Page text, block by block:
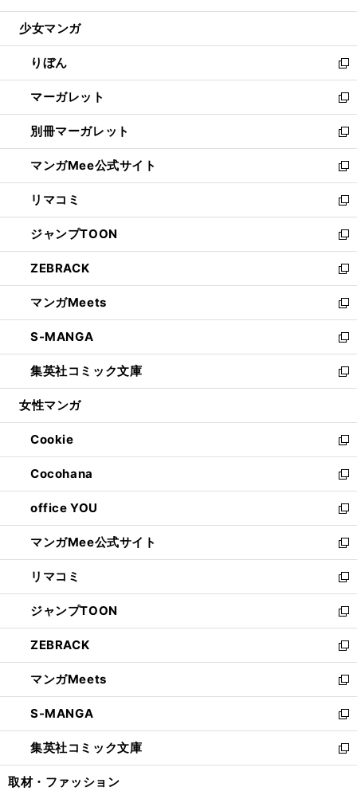
開
ウ
開
く
ン
ウ
で
開
く
ウ
ン
ド
ウ
で
開
く
し
ウ
ィ
ン
ド
ウ
で
開
く
少女マンガ
りぼん
新
し
い
ウ
ィ
ン
ド
ウ
で
開
く
マーガレット
新
し
い
ウ
ィ
ン
ド
ウ
で
開
く
別冊マーガレット
新
し
い
ウ
ィ
ン
ド
ウ
で
開
く
マンガMee公式サイト
新
し
い
ウ
ィ
ン
ド
ウ
で
開
く
リマコミ
新
し
い
ウ
ィ
ン
ド
ウ
で
開
く
ジャンプTOON
新
し
い
ウ
ィ
ン
ド
ウ
で
開
ZEBRACK
新
し
い
ウ
ィ
ン
ド
ウ
開
く
マンガMeets
新
し
い
ウ
ィ
ン
ウ
で
開
く
S-MANGA
新
し
い
ウ
ン
ド
ウ
で
開
く
集英社コミック文庫
新
し
ウ
ィ
ン
ド
ウ
で
開
く
女性マンガ
Cookie
新
し
い
ウ
ィ
ン
ド
ウ
で
開
く
Cocohana
新
し
い
ウ
ィ
ン
ド
ウ
で
開
く
office YOU
新
し
い
ウ
ィ
ン
ド
ウ
で
開
く
マンガMee公式サイト
新
し
い
ウ
ィ
ン
ド
ウ
で
開
く
リマコミ
新
し
い
ウ
ィ
ン
ド
ウ
で
開
く
ジャンプTOON
新
し
い
ウ
ィ
ン
ド
ウ
で
開
ZEBRACK
新
し
い
ウ
ィ
ン
ド
ウ
マンガMeets
新
し
い
ウ
ィ
ン
S-MANGA
新
し
い
ウ
集英社コミック文庫
新
し
取材・ファッション